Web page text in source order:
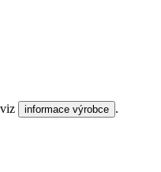
informace výrobce .